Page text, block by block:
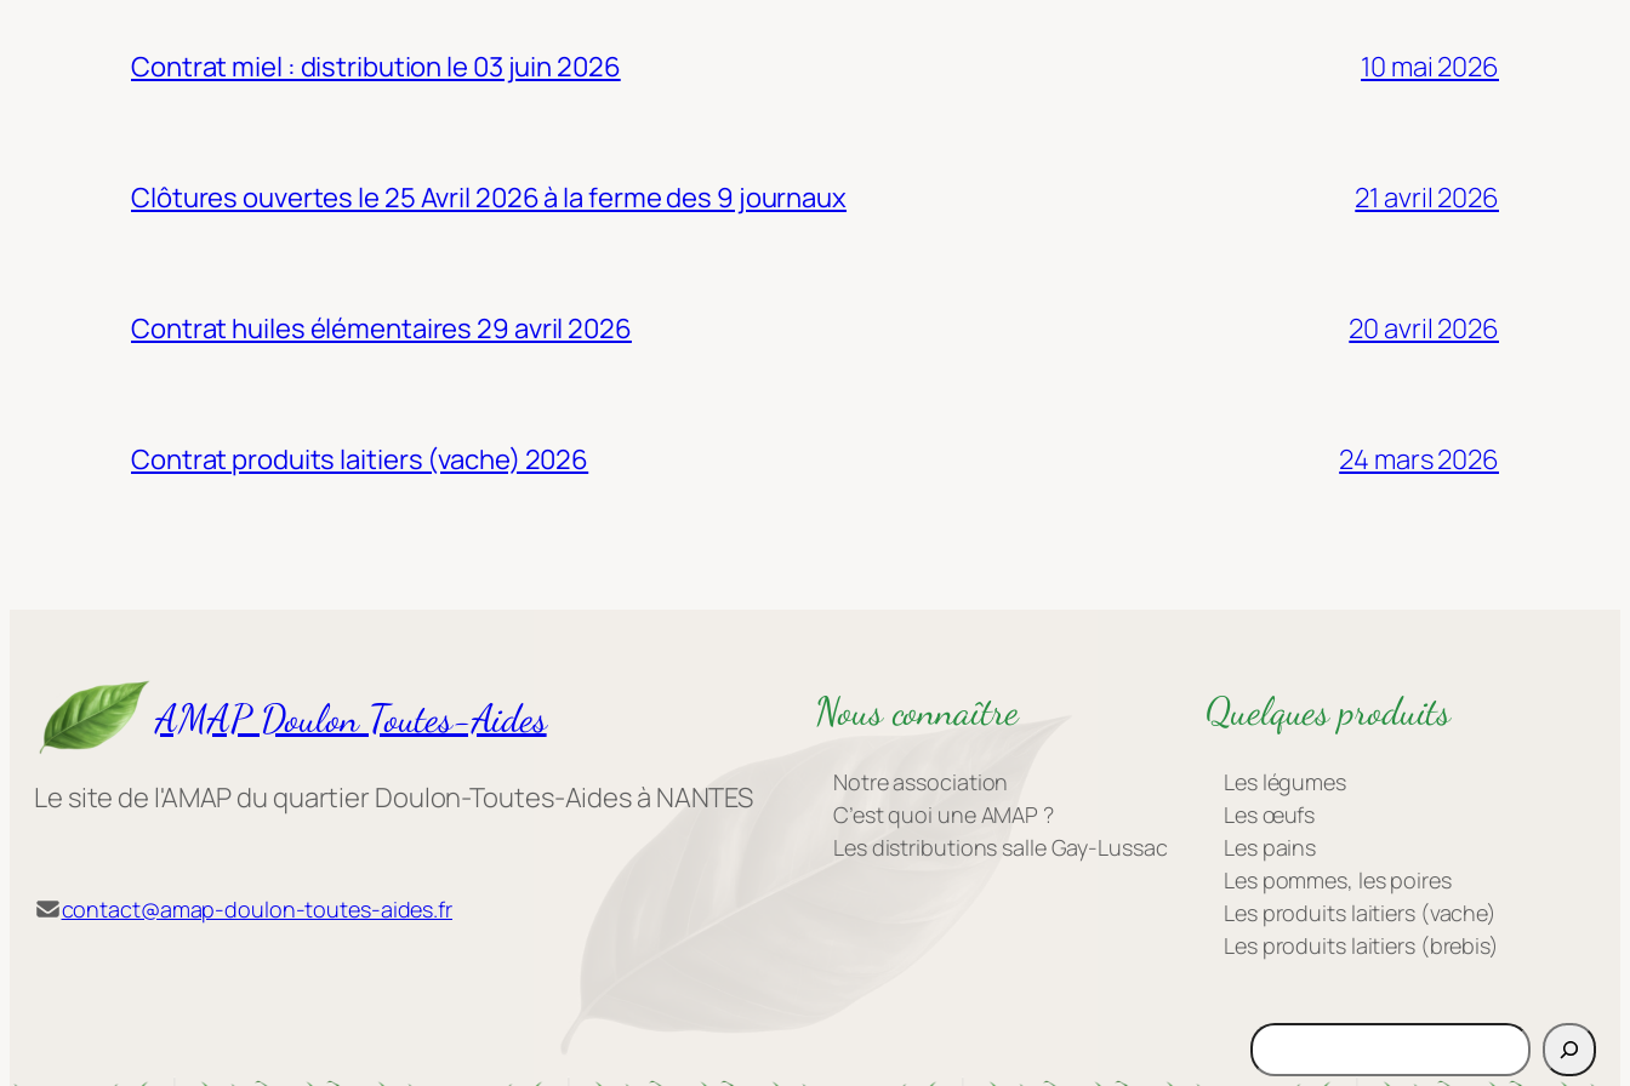
Contrat miel : distribution le 03 juin 2026 10 mai 2026
Clôtures ouvertes le 25 Avril 2026 à la ferme des 9 journaux 21 avril 2026
Contrat huiles élémentaires 29 avril 2026 20 avril 2026
Contrat produits laitiers (vache) 2026 24 mars 2026
AMAP Doulon Toutes-Aides
Le site de l'AMAP du quartier Doulon-Toutes-Aides à NANTES
contact@amap-doulon-toutes-aides.fr
Nous connaître
Notre association
C’est quoi une AMAP ?
Les distributions salle Gay-Lussac
Quelques produits
Les légumes
Les œufs
Les pains
Les pommes, les poires
Les produits laitiers (vache)
Les produits laitiers (brebis)
Rechercher